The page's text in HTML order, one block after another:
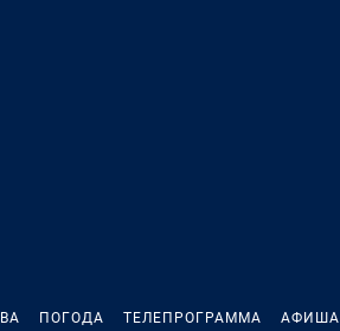
ПОГОДА ТЕЛЕПРОГРАММА АФИША